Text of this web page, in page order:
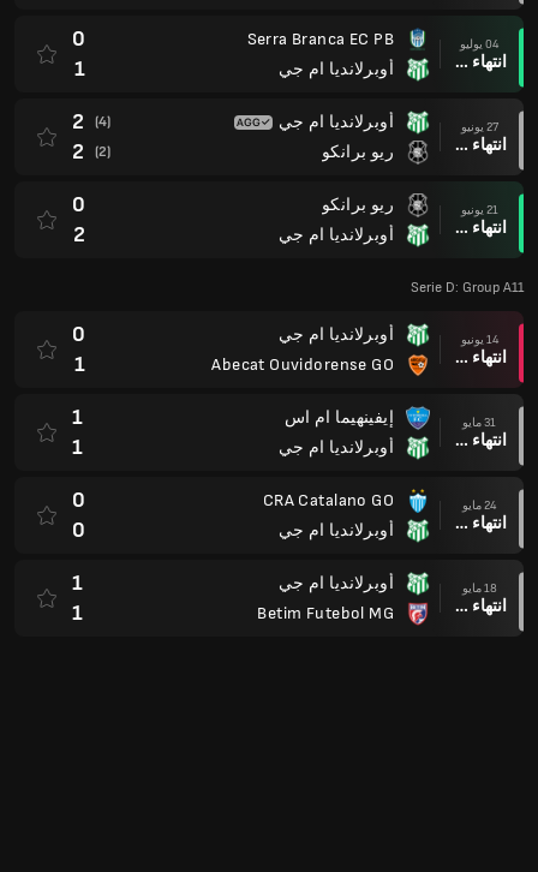
04 يوليو
انتهاء وقت المباراة
Serra Branca EC PB
أوبرلانديا ام جي
0
1
27 يونيو
انتهاء وقت المباراة
أوبرلانديا ام جي
ريو برانكو
(4)
2
(2)
2
21 يونيو
انتهاء وقت المباراة
ريو برانكو
أوبرلانديا ام جي
0
2
Serie D: Group A11
14 يونيو
انتهاء وقت المباراة
أوبرلانديا ام جي
Abecat Ouvidorense GO
0
1
31 مايو
انتهاء وقت المباراة
إيفينهيما ام اس
أوبرلانديا ام جي
1
1
24 مايو
انتهاء وقت المباراة
CRA Catalano GO
أوبرلانديا ام جي
0
0
18 مايو
انتهاء وقت المباراة
أوبرلانديا ام جي
Betim Futebol MG
1
1